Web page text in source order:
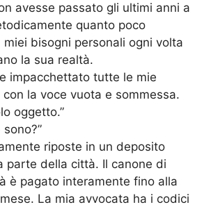
avesse passato gli ultimi anni a
quanto poco
miei bisogni personali ogni volta
la sua realtà.
impacchettato tutte le mie
con la voce vuota e sommessa.
oggetto.”
riposte in un deposito
parte della città. Il canone di
è pagato interamente fino alla
La mia avvocata ha i codici